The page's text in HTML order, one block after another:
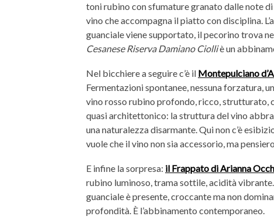
toni rubino con sfumature granato dalle note
vino che accompagna il piatto con disciplina.
guanciale viene supportato, il pecorino trova
Cesanese Riserva Damiano Ciolliè un
Nel bicchiere a seguire c’è il Montepulciano
Fermentazioni spontanee, nessuna forzatura,
vino rosso rubino profondo, ricco, strutturato,
quasi architettonico: la struttura del vino
una naturalezza disarmante. Qui non c’è
vuole che il vino non sia accessorio, ma
E infine la sorpresa: il Frappato di Arianna
rubino luminoso, trama sottile, acidità
guanciale è presente, croccante ma non
profondità. È l’abbinamento contemporaneo.